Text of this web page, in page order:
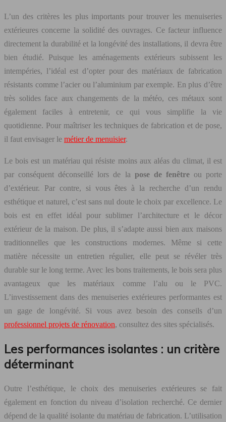
L’un des critères les plus importants pour trouver les menuiseries
extérieures concerne la solidité des ouvrages. Ce facteur influence
directement la durabilité et la longévité des installations, il devra être
bien étudié. Puisque les aménagements extérieurs subissent les
intempéries, l’idéal est d’opter pour des matériaux de fabrication
résistants comme l’acier ou l’aluminium par exemple. En plus d’être
très solides face aux changements de la météo, ces métaux sont
également faciles à entretenir, ce qui vous simplifie la vie
quotidienne. Pour maîtriser les techniques de fabrication et de pose,
il faut envisager le métier de menuisier.
Le bois est un matériau qui résiste moins aux aléas du climat, il est
par conséquent déconseillé lors de la pose de fenêtreou porte
d’extérieur. Par contre, si vous êtes à la recherche d’un rendu
esthétique et naturel, c’est sans nul doute le choix par excellence. Le
bois est en effet idéal pour sublimer l’architecture et le décor
extérieur de la maison. De plus, il s’adapte aussi bien aux maisons
traditionnelles que les constructions modernes. Même si cette
matière nécessite un entretien régulier, elle peut se révéler très
durable sur le long terme. Avec les bons traitements, le bois sera plus
avantageux que les matériaux comme l’alu ou le PVC.
L’investissement dans des menuiseries extérieures performantes est
un gage de longévité. Si vous avez besoin des conseils d’un
professionnel projets de rénovation, consultez des sites spécialisés.
Les performances isolantes : un critère
déterminant
Outre l’esthétique, le choix des menuiseries extérieures se fait
également en fonction du niveau d’isolation recherché. Ce dernier
dépend de la qualité isolante du matériau de fabrication. L’utilisation